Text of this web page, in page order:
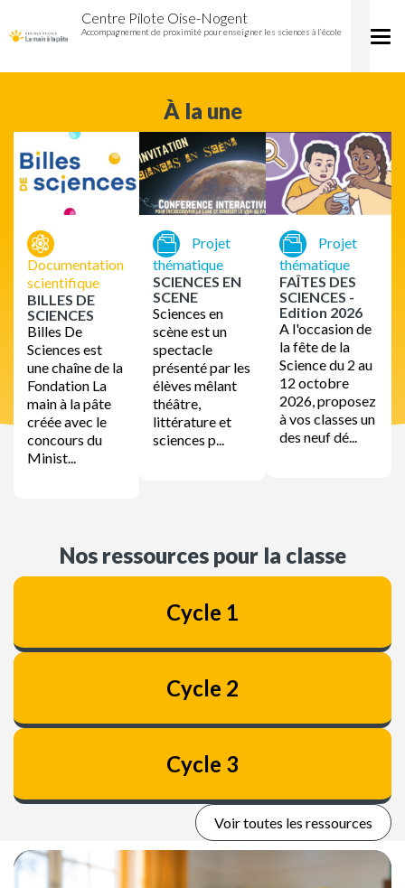
Centre
pilote
au
contenu
Centre Pilote Oise-Nogent
Accompagnement de proximité pour enseigner les sciences à l’école
À la une
Documentation
scientifique
BILLES DE
SCIENCES
Billes De
Sciences est
une chaîne de la
Fondation La
main à la pâte
créée avec le
concours du
Minist...
Projet
thématique
SCIENCES EN
SCENE
Sciences en
scène est un
spectacle
présenté par les
élèves mêlant
théâtre,
littérature et
sciences p...
Projet
thématique
FAÎTES DES
SCIENCES -
Edition 2026
A l'occasion de
la fête de la
Science du 2 au
12 octobre
2026, proposez
à vos classes un
des neuf dé...
Nos ressources pour la classe
Cycle 1
Cycle 2
Cycle 3
Voir toutes les ressources